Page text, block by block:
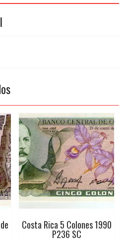
Costa Rica 5 Colones 1990
P236 SC